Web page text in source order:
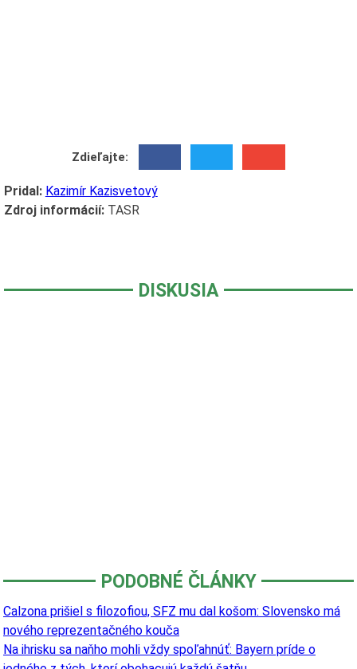
Zdieľajte:
Pridal: Kazimír Kazisvetový
Zdroj informácií:TASR
DISKUSIA
PODOBNÉ ČLÁNKY
Calzona prišiel s filozofiou, SFZ mu dal košom: Slovensko má
nového reprezentačného kouča
Na ihrisku sa naňho mohli vždy spoľahnúť: Bayern príde o